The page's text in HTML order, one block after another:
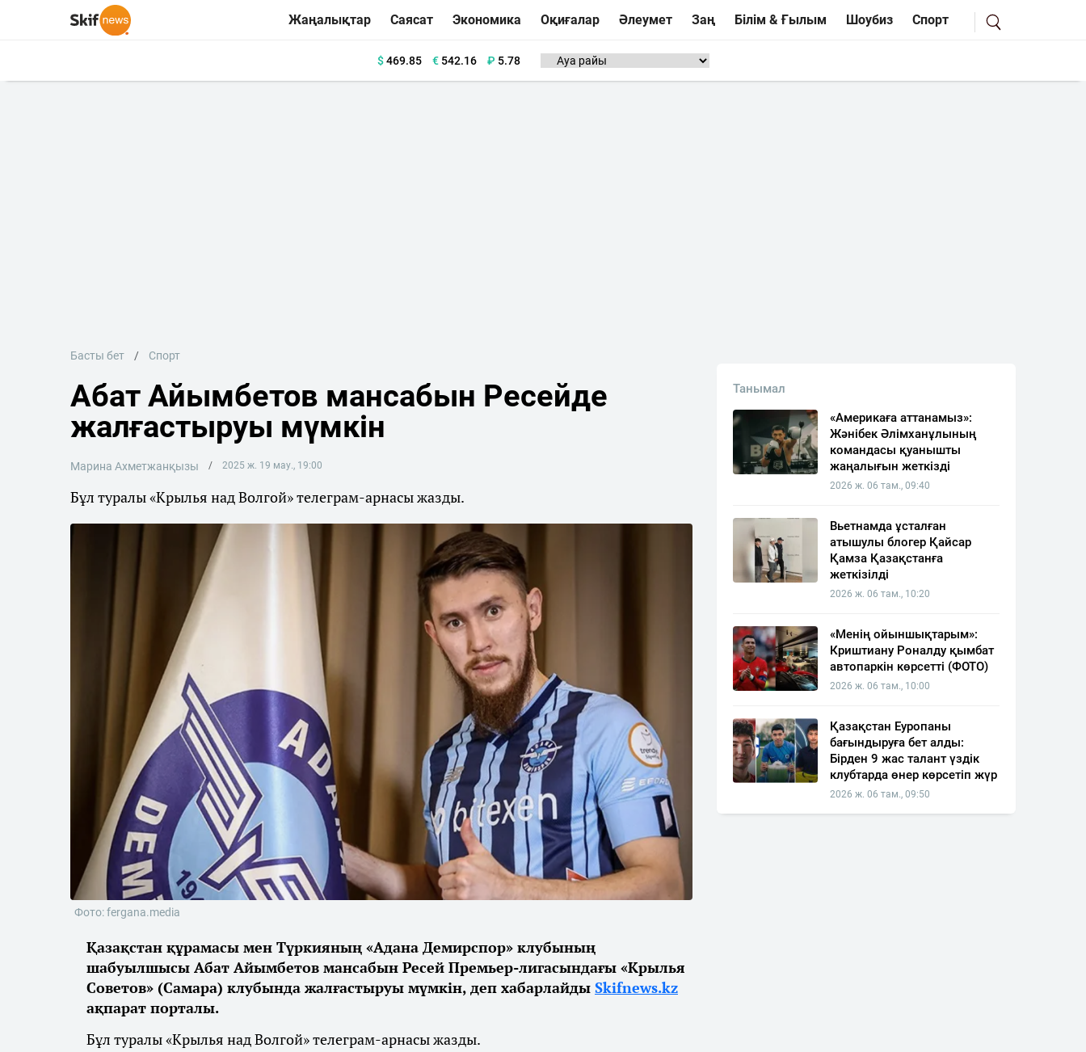
Жаңалықтар Саясат Экономика Оқиғалар Әлеумет Заң Білім & Ғылым Шоубиз Спорт
$469.85 €542.16 ₽ 5.78
Басты бет Спорт
Абат Айымбетов мансабын Ресейде
жалғастыруы мүмкін
Марина Ахметжанқызы 2025 ж. 19 мау., 19:00
Бұл туралы «Крылья над Волгой» телеграм-арнасы жазды.
Фото: fergana.media
Қазақстан құрамасы мен Түркияның «Адана Демирспор» клубының
шабуылшысы Абат Айымбетов мансабын Ресей Премьер-лигасындағы «Крылья
Советов» (Самара) клубында жалғастыруы мүмкін, деп хабарлайды Skifnews.kz
ақпарат порталы.
Бұл туралы «Крылья над Волгой» телеграм-арнасы жазды.
Танымал
«Америкаға аттанамыз»:
Жәнібек Әлімханұлының
командасы қуанышты
жаңалығын жеткізді
2026 ж. 06 там., 09:40
Вьетнамда ұсталған
атышулы блогер Қайсар
Қамза Қазақстанға
жеткізілді
2026 ж. 06 там., 10:20
«Менің ойыншықтарым»:
Криштиану Роналду қымбат
автопаркін көрсетті (ФОТО)
2026 ж. 06 там., 10:00
Қазақстан Еуропаны
бағындыруға бет алды:
Бірден 9 жас талант үздік
клубтарда өнер көрсетіп жүр
2026 ж. 06 там., 09:50